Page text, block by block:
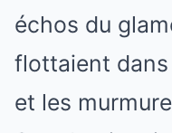
échos du
flottaient dans
et les